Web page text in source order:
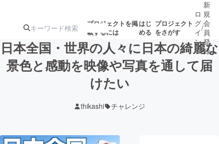
プロジェクトを掲
載するには
はじ
める
プロジェクト
をさがす
注目の新着プロ
ジェクト
募集終了が近いプ
ロ
グ
イ
ン
/
新
規
会
員
登
録
日本全国・世界の人々に日本の綺麗な
景色と感動を映像や写真を通して届
けたい
thikashi チャレンジ